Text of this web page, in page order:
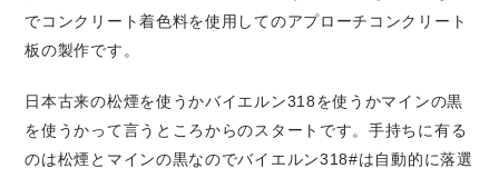
でコンクリート着色料を使用してのアプローチコンクリート
板の製作です。
日本古来の松煙を使うかバイエルン318を使うかマインの黒
を使うかって言うところからのスタートです。手持ちに有る
のは松煙とマインの黒なのでバイエルン318#は自動的に落選